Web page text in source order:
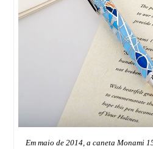
Em maio de 2014, a caneta Monami